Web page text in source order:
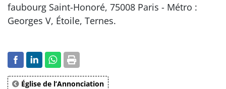
faubourg Saint-Honoré, 75008 Paris - Métro :
Georges V, Étoile, Ternes.
Église de l’Annonciation